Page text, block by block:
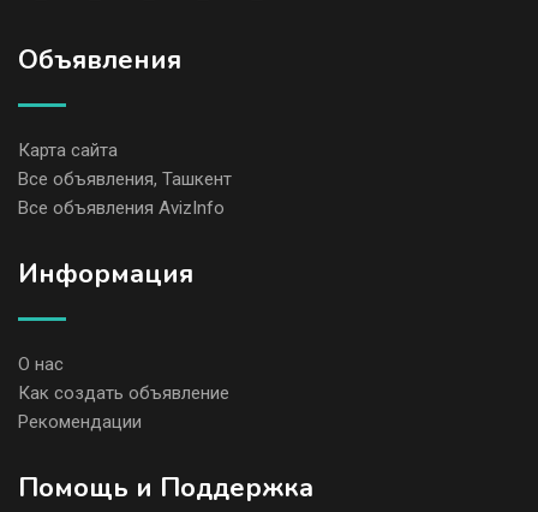
Объявления
Карта сайта
Все объявления, Ташкент
Все объявления AvizInfo
Информация
О нас
Как создать объявление
Рекомендации
Помощь и Поддержка